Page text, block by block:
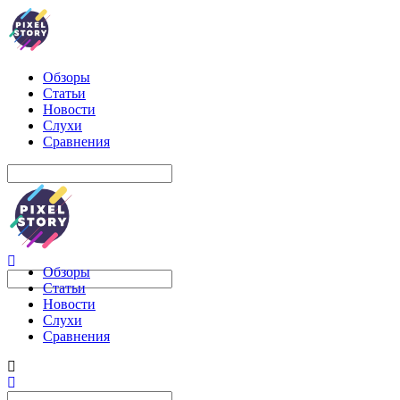
Обзоры
Статьи
Новости
Слухи
Сравнения
Обзоры
Статьи
Новости
Слухи
Сравнения